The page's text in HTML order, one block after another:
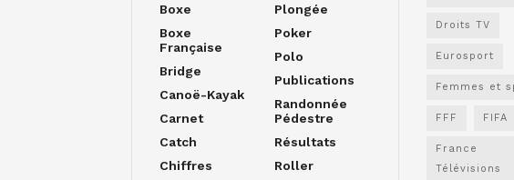
Boxe
Boxe
Française
Bridge
Canoë-Kayak
Carnet
Catch
Chiffres
Plongée
Poker
Polo
Publications
Randonnée
Pédestre
Résultats
Roller
Droits TV
Eurosport
Femmes et
FFF FIFA
France
Télévisions